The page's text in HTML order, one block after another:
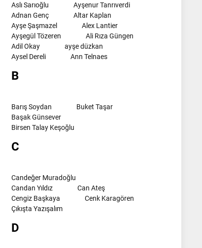
Aslı Sarıoğlu
Ayşenur Tanrıverdi
Adnan Genç
Altar Kaplan
Ayşe Şaşmazel
Alex Lantier
Ayşegül Tözeren
Ali Rıza Güngen
Adil Okay
ayşe düzkan
Aysel Dereli
Ann Telnaes
B
Barış Soydan
Buket Taşar
Başak Günsever
Birsen Talay Keşoğlu
C
Candeğer Muradoğlu
Candan Yıldız
Can Ateş
Cengiz Başkaya
Cenk Karagören
Çıkışta Yazışalım
D